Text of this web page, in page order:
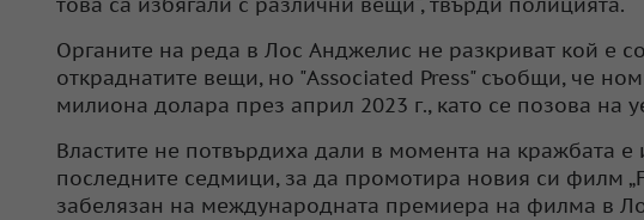
Органите на реда в Лос Анджелис не разкриват кой е
откраднатите вещи, но "Associated Press" съобщи, че
милиона долара през април 2023 г., като се позова на
Властите не потвърдиха дали в момента на кражбата
последните седмици, за да промотира новия си филм
забелязан на международната премиера на филма в